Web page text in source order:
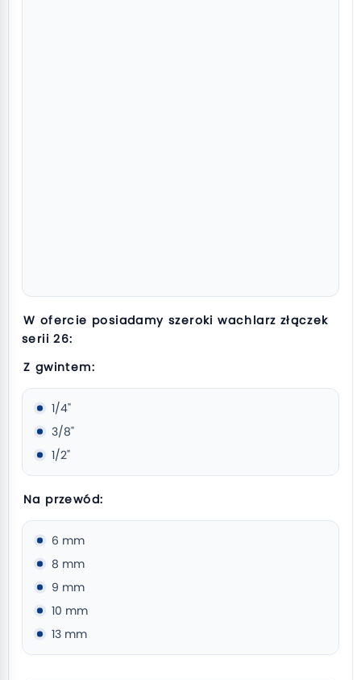
W ofercie posiadamy szeroki wachlarz złączek
serii 26:
Z gwintem:
1/4"
3/8"
1/2"
Na przewód:
6 mm
8 mm
9 mm
10 mm
13 mm